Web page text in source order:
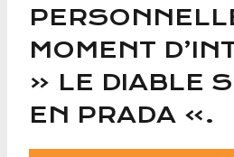
MOMENT
« LE DIABLE
EN PRADA ».